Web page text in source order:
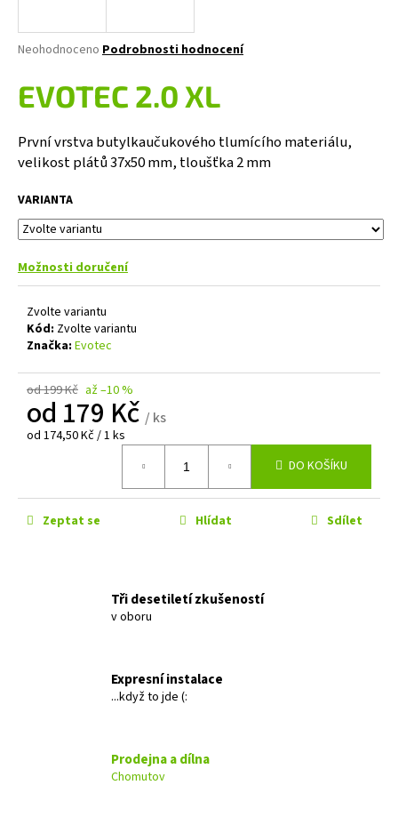
Průměrné
produktu
je
z
5
hvězdiček.
Neohodnoceno Podrobnosti hodnocení
EVOTEC 2.0 XL
První vrstva butylkaučukového tlumícího materiálu,
velikost plátů 37x50 mm, tloušťka 2 mm
VARIANTA
Možnosti doručení
Zvolte variantu
Kód: Zvolte variantu
Značka: Evotec
od 199 Kč až –10 %
od 179 Kč / ks
Měrná
od 174,50 Kč / 1 ks
DO KOŠÍKU
Zeptat se Hlídat Sdílet
Tři desetiletí zkušeností
v oboru
Expresní instalace
...když to jde (:
Prodejna a dílna
Chomutov
j
t
?
D
o
p
o
u
e